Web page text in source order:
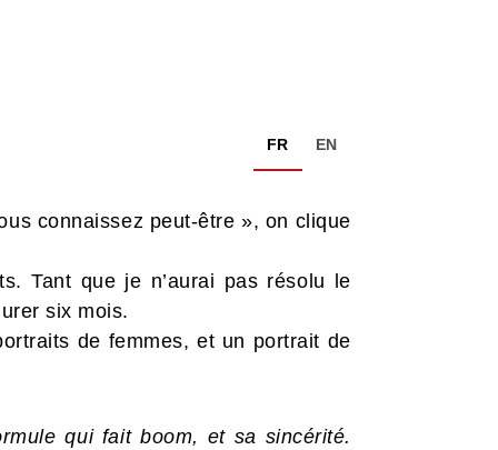
FR EN
connaissez peut-être », on clique
Tant que je n’aurai pas résolu le
six mois.
de femmes, et un portrait de
qui fait boom, et sa sincérité.